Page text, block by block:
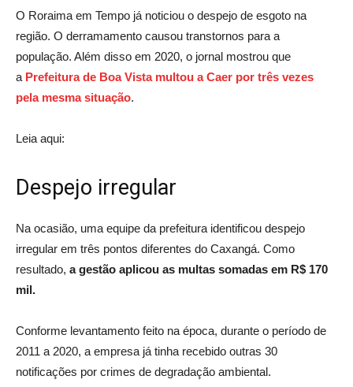
O Roraima em Tempo já noticiou o despejo de esgoto na
região. O derramamento causou transtornos para a
população. Além disso em 2020, o jornal mostrou que
a Prefeitura de Boa Vista multou a Caer por três vezes
pela mesma situação.
Leia aqui:
Despejo irregular
Na ocasião, uma equipe da prefeitura identificou despejo
irregular em três pontos diferentes do Caxangá. Como
resultado, a gestão aplicou as multas somadas em R$ 170
mil.
Conforme levantamento feito na época, durante o período de
2011 a 2020, a empresa já tinha recebido outras 30
notificações por crimes de degradação ambiental.